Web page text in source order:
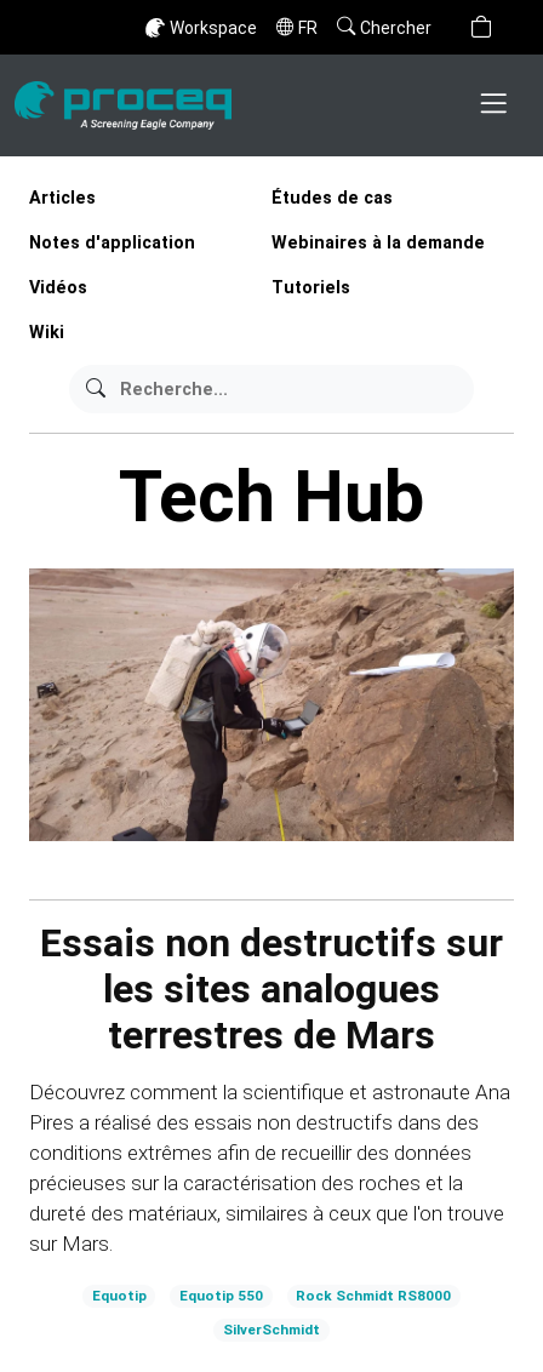
Workspace FR Chercher
Articles Études de cas
Notes d'application Webinaires à la demande
Vidéos Tutoriels
Wiki
Tech Hub
Essais non destructifs sur
les sites analogues
terrestres de Mars
Découvrez comment la scientifique et astronaute Ana
Pires a réalisé des essais non destructifs dans des
conditions extrêmes afin de recueillir des données
précieuses sur la caractérisation des roches et la
dureté des matériaux, similaires à ceux que l'on trouve
sur Mars.
Equotip Equotip 550 Rock Schmidt RS8000
SilverSchmidt